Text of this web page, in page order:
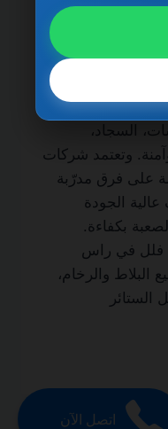
تنظيف فلل في راس الخيمة 0501270935
التي يبحث
للحفاظ
الاحترافي
فقط، بل يشمل
السجاد،
وتعتمد شركات
على فرق مدرّبة
الجودة
بكفاءة.
فلل في راس
البلاط والرخام،
الستائر
اتصل الآن